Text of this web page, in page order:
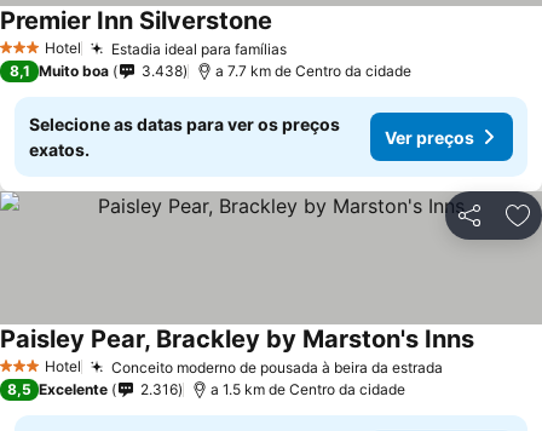
3 EstrelasHotel Estadia ideal para famílias
Premier Inn Silverstone
8,1 Muito boa 3.438 a 7.7 km de Centro da cidade
Selecione as datas para ver os preços
exatos.
Ver preços
Partilhar
3 EstrelasHotel Conceito moderno de pousada à beira da estrada
Paisley Pear, Brackley by Marston's Inns
8,5 Excelente 2.316 a 1.5 km de Centro da cidade